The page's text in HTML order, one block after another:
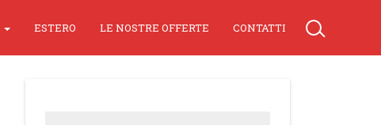
ESTERO LE NOSTRE OFFERTE CONTATTI